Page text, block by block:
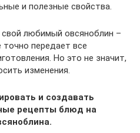
и полезные свойства.
любимый овсяноблин –
передает все
Но это не значит,
изменения.
и создавать
рецепты блюд на